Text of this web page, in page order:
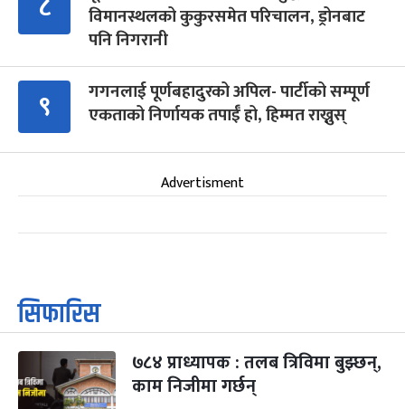
विमानस्थलको कुकुरसमेत परिचालन, ड्रोनबाट
पनि निगरानी
९
गगनलाई पूर्णबहादुरको अपिल- पार्टीको सम्पूर्ण
एकताको निर्णायक तपाईँ हो, हिम्मत राख्नुस्
Advertisment
सिफारिस
७८४ प्राध्यापक : तलब त्रिविमा बुझ्छन्,
काम निजीमा गर्छन्